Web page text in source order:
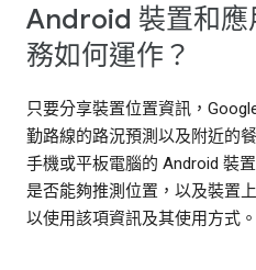
Android 裝置和應
務如何運作？
只要分享裝置位置資訊，
勤路線的路況預測以及附近的
手機或平板電腦的 Android 裝
是否能夠推測位置，以及裝置
以使用該項資訊及其使用方式。